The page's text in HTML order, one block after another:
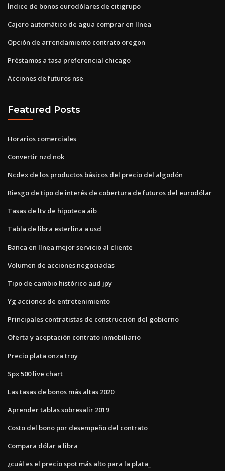
Índice de bonos eurodólares de citigrupo
Cajero automático de agua comprar en línea
Opción de arrendamiento contrato oregon
Préstamos a tasa preferencial chicago
Acciones de futuros nse
Featured Posts
Horarios comerciales
Convertir nzd nok
Ncdex de los productos básicos del precio del algodón
Riesgo de tipo de interés de cobertura de futuros del eurodólar
Tasas de ltv de hipoteca aib
Tabla de libra esterlina a usd
Banca en línea mejor servicio al cliente
Volumen de acciones negociadas
Tipo de cambio histórico aud jpy
Yg acciones de entretenimiento
Principales contratistas de construcción del gobierno
Oferta y aceptación contrato inmobiliario
Precio plata onza troy
Spx 500 live chart
Las tasas de bonos más altas 2020
Aprender tablas sobresalir 2019
Costo del bono por desempeño del contrato
Compara dólar a libra
¿cuál es el precio spot más alto para la plata_